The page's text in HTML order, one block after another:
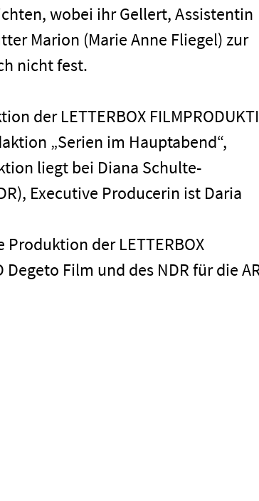
wobei ihr Gellert, Assistentin
Marion (Marie Anne Fliegel) zur
nicht fest.
der LETTERBOX
„Serien im Hauptabend“,
liegt bei Diana Schulte-
Executive Producerin ist Daria
Produktion der LETTERBOX
Degeto Film und des NDR für die